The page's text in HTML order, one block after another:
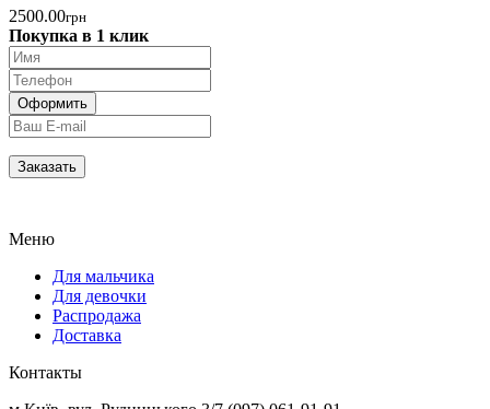
2500.00грн
Покупка в 1 клик
Меню
Для мальчика
Для девочки
Распродажа
Доставка
Контакты